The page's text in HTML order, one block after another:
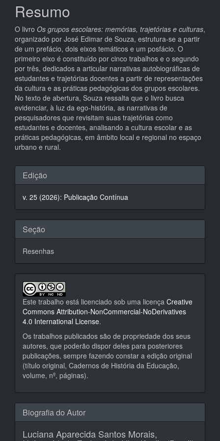
principal
Resumo
O livro Os grupos escolares: memórias, trajetórias e culturas,
organizado por José Edimar de Souza, estrutura-se a partir
de um prefácio, dois eixos temáticos e um posfácio. O
primeiro eixo é constituído por cinco trabalhos e o segundo
por três, dedicados a articular narrativas autobiográficas de
estudantes e trajetórias docentes a partir de representações
da cultura e as práticas pedagógicas dos grupos escolares.
No texto de abertura, Souza ressalta que o livro busca
evidenciar, à luz da ego-história, as narrativas de
pesquisadores que revisitam suas trajetórias como
estudantes e docentes, analisando a cultura escolar e as
práticas pedagógicas, em âmbito local e regional no espaço
urbano e rural.
Detalhes
do
artigo
Edição
v. 25 (2026): Publicação Contínua
Seção
Resenhas
Este trabalho está licenciado sob uma licença Creative
Commons Attribution-NonCommercial-NoDerivatives
4.0 International License.
Os trabalhos publicados são de propriedade dos seus
autores, que poderão dispor deles para posteriores
publicações, sempre fazendo constar a edição original
(título original, Cadernos de História da Educação,
volume, nº, páginas).
Biografia do Autor
Luciana Aparecida Santos Morais,